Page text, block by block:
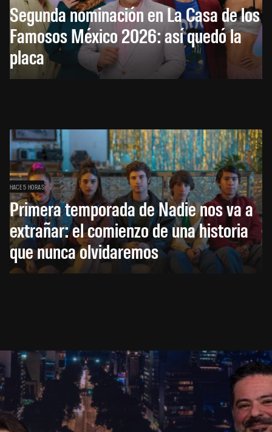
Segunda nominación en La Casa de los
Famosos México 2026: así quedó la
placa
HACE 5 HORAS
Primera temporada de Nadie nos va a
extrañar: el comienzo de una historia
que nunca olvidaremos